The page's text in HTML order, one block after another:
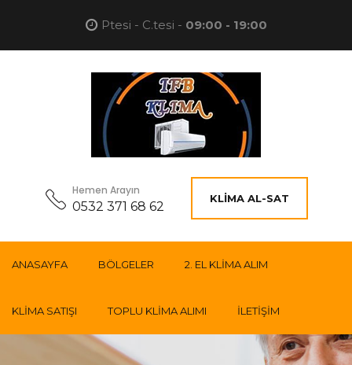
Ptesi - C.tesi - 09:00 - 19:00
Hemen Arayın
0532 371 68 62
KLIMA AL-SAT
ANASAYFA BÖLGELER 2. EL KLIMA ALIM
KLIMA SATIŞI TOPLU KLIMA ALIMI İLETIŞIM